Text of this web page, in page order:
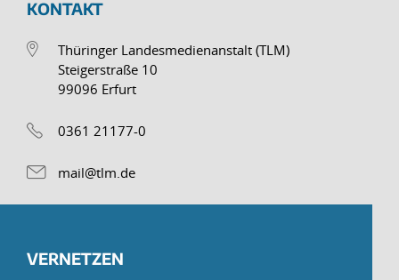
KONTAKT
Thüringer Landesmedienanstalt (TLM)
Steigerstraße 10
99096 Erfurt
0361 21177-0
mail@tlm.de
VERNETZEN